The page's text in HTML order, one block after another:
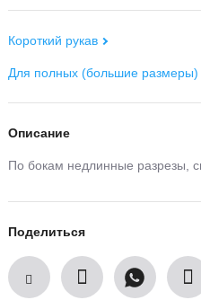
Короткий рукав
Для полных (большие размеры)
Описание
По бокам недлинные разрезы,
Поделиться